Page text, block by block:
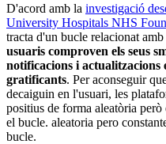
D'acord amb la investigació
University Hospitals NHS
tracta d'un bucle relacionat
usuaris comproven els seus
notificacions i actualitzacions
gratificants. Per aconseguir
decaiguin en l'usuari, les
positius de forma aleatòria
el bucle. aleatoria pero
bucle.